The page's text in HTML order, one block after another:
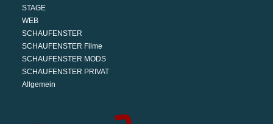
STAGE
WEB
SCHAUFENSTER
SCHAUFENSTER Filme
SCHAUFENSTER MODS
SCHAUFENSTER PRIVAT
Allgemein